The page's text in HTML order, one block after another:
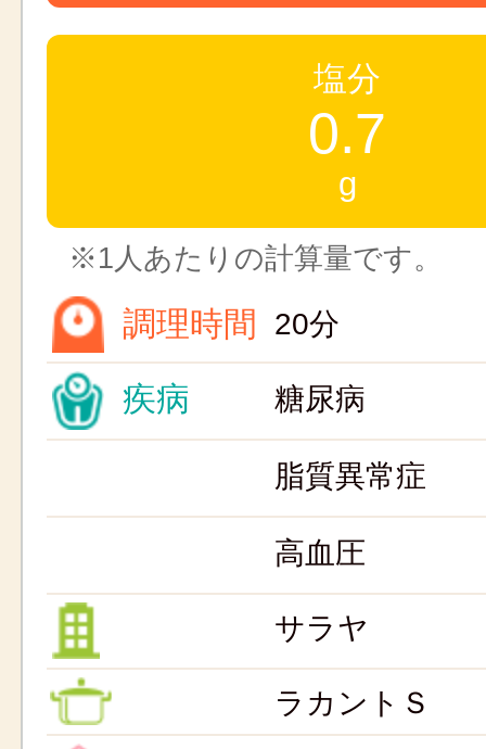
塩分
0.7
g
※1人あたりの計算量です。
調理時間 20分
疾病 糖尿病
脂質異常症
高血圧
サラヤ
ラカントＳ